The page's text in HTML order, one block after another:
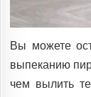
Вы можете
выпеканию
чем вылить